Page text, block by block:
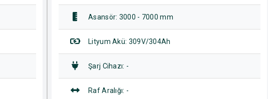
Asansör: 3000 - 7000 mm
Lityum Akü: 309V/304Ah
Şarj Cihazı: -
Raf Aralığı: -